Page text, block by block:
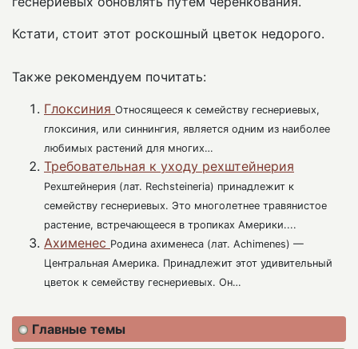
Кстати, стоит этот роскошный цветок недорого.
Также рекомендуем почитать:
Глоксиния Относящееся к семейству геснериевых,
глоксиния, или синнингия, является одним из наиболее
любимых растений для многих…
Требовательная к уходу рехштейнерия
Рехштейнерия (лат. Rechsteineria) принадлежит к
семейству геснериевых. Это многолетнее травянистое
растение, встречающееся в тропиках Америки....
Ахименес Родина ахименеса (лат. Achimenes) —
Центральная Америка. Принадлежит этот удивительный
цветок к семейству геснериевых. Он…
Главные темы